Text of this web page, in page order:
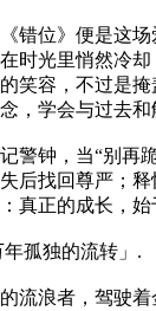
错位》便是这
时光里悄然冷
笑容，不过是
，学会与过去
警钟，当“别
后找回尊严；
真正的成长，始
孤独的流转」.
流浪者，驾驶